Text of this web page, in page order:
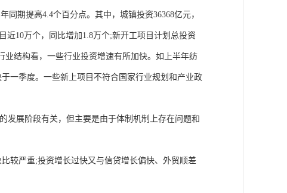
同期提高4.4个百分点。其中，城镇投资36368亿元，
近10万个，同比增加1.8万个;新开工项目计划总投资
业结构看，一些行业投资增速有所加快。如上半年纺
一季度。一些新上项目不符合国家行业规划和产业政
发展阶段有关，但主要是由于体制机制上存在问题和
较严重;投资增长过快又与信贷增长偏快、外贸顺差